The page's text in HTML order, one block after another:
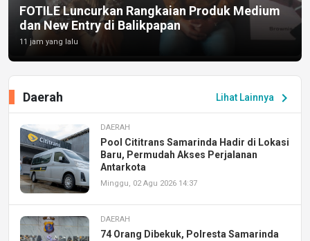
FOTILE Luncurkan Rangkaian Produk Medium
dan New Entry di Balikpapan
11 jam yang lalu
Lihat Lainnya chevron_right
Daerah
DAERAH
Pool Cititrans Samarinda Hadir di Lokasi
Baru, Permudah Akses Perjalanan
Antarkota
Minggu, 02 Agu 2026 14:37
DAERAH
74 Orang Dibekuk, Polresta Samarinda